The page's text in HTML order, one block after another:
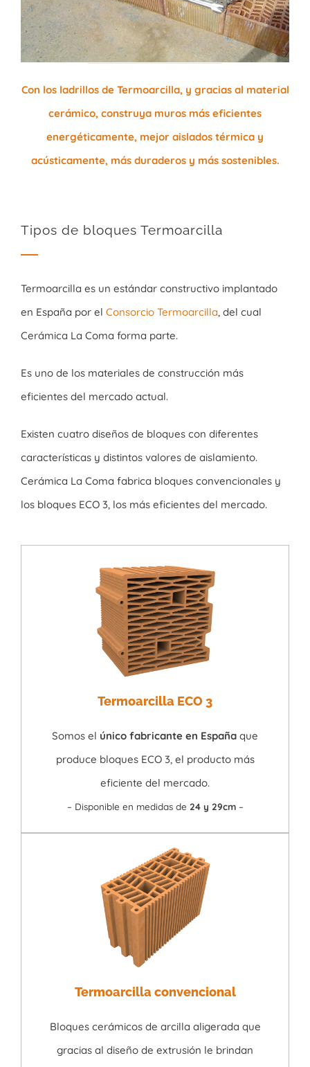
Con los ladrillos de Termoarcilla, y gracias al material
cerámico, construya muros más eficientes
energéticamente, mejor aislados térmica y
acústicamente, más duraderos y más sostenibles.
Tipos de bloques Termoarcilla
Termoarcilla es un estándar constructivo implantado
en España por el Consorcio Termoarcilla, del cual
Cerámica La Coma forma parte.
Es uno de los materiales de construcción más
eficientes del mercado actual.
Existen cuatro diseños de bloques con diferentes
características y distintos valores de aislamiento.
Cerámica La Coma fabrica bloques convencionales y
los bloques ECO 3, los más eficientes del mercado.
Termoarcilla ECO 3
Somos el único fabricante en España que
produce bloques ECO 3, el producto más
eficiente del mercado.
– Disponible en medidas de 24 y 29cm –
Termoarcilla convencional
Bloques cerámicos de arcilla aligerada que
gracias al diseño de extrusión le brindan